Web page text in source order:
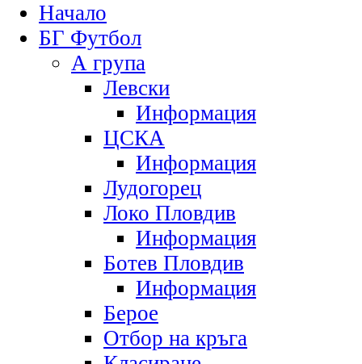
Начало
БГ Футбол
А група
Левски
Информация
ЦСКА
Информация
Лудогорец
Локо Пловдив
Информация
Ботев Пловдив
Информация
Берое
Отбор на кръга